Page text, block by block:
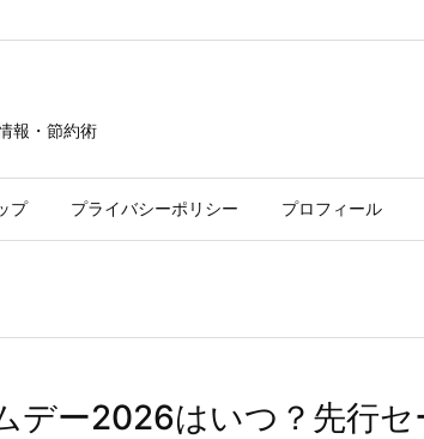
報・節約術
プ プライバシーポリシー プロフィール
デー2026はいつ？先行セ